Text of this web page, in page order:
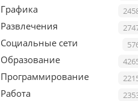
Графика
Развлечения
Социальные сети
Образование
Программирование
Работа